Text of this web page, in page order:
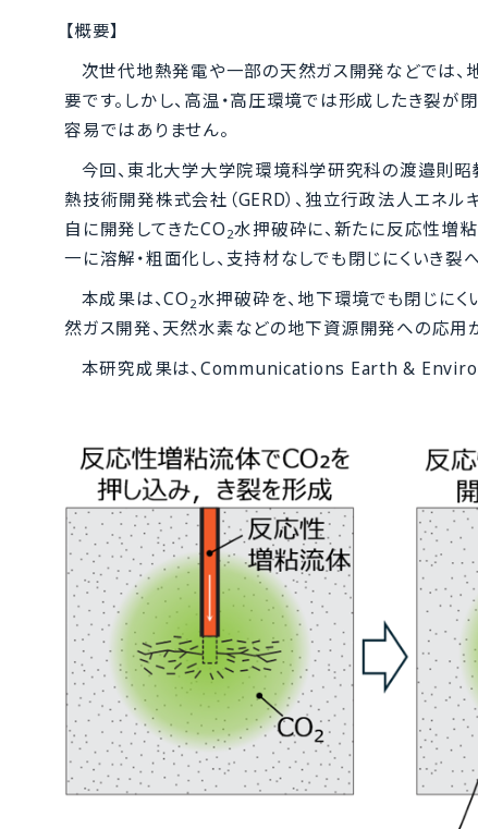
【概要】
次世代地熱発電や一部の天然ガス開発などでは、
要です。しかし、高温・高圧環境では形成したき裂
容易ではありません。
今回、東北大学大学院環境科学研究科の渡邉則
熱技術開発株式会社（GERD）、独立行政法人エネル
自に開発してきたCO 2水押破砕に、新たに反応性増
一に溶解・粗面化し、支持材なしでも閉じにくいき裂
本成果は、CO 2水押破砕を、地下環境でも閉じに
然ガス開発、天然水素などの地下資源開発への応用
本研究成果は、Communications Earth &